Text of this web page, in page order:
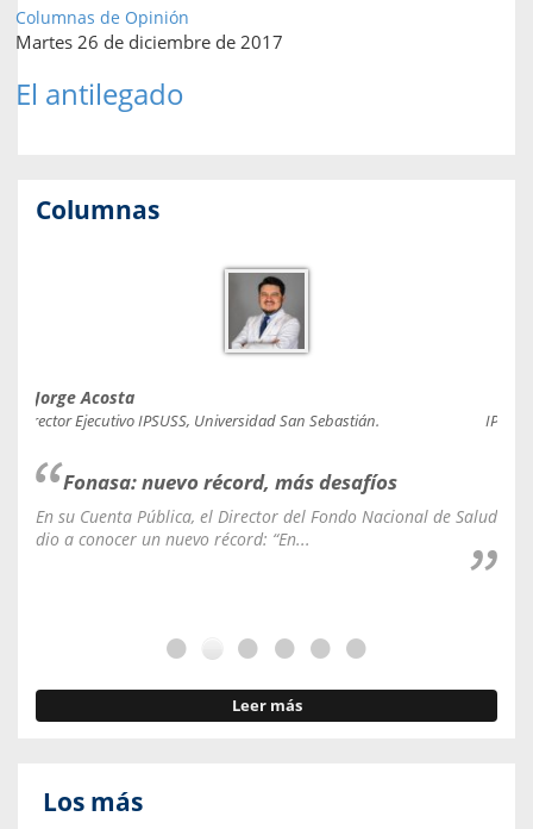
Columnas de Opinión
Martes 26 de diciembre de 2017
El antilegado
Columnas
Jorge Acosta
Director Ejecutivo IPSUSS, Universidad San Sebastián.
Fonasa: nuevo récord, más desafíos
En su Cuenta Pública, el Director del Fondo Nacional de Salud
dio a conocer un nuevo récord: “En...
Leer más
Los más